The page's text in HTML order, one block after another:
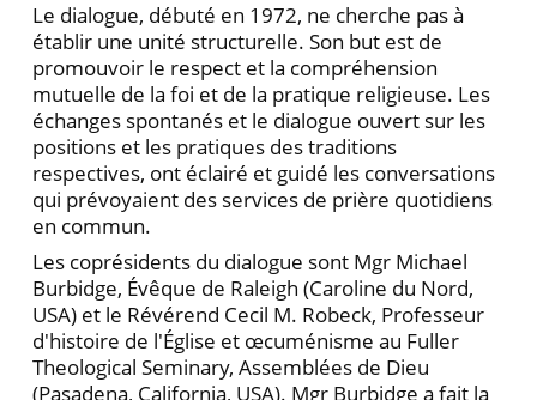
Le dialogue, débuté en 1972, ne cherche pas à
établir une unité structurelle. Son but est de
promouvoir le respect et la compréhension
mutuelle de la foi et de la pratique religieuse. Les
échanges spontanés et le dialogue ouvert sur les
positions et les pratiques des traditions
respectives, ont éclairé et guidé les conversations
qui prévoyaient des services de prière quotidiens
en commun.
Les coprésidents du dialogue sont Mgr Michael
Burbidge, Évêque de Raleigh (Caroline du Nord,
USA) et le Révérend Cecil M. Robeck, Professeur
d'histoire de l'Église et œcuménisme au Fuller
Theological Seminary, Assemblées de Dieu
(Pasadena, California, USA). Mgr Burbidge a fait la